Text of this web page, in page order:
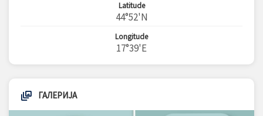
Latitude
44°52'N
Longitude
17°39'E
ГАЛЕРИЈА